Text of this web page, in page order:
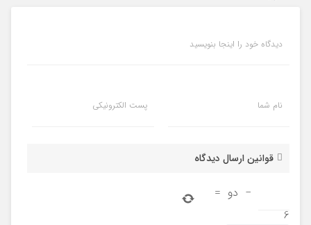
دیدگاه خود را اینجا بنویسید
نام شما پست الکترونیکی
قوانین ارسال دیدگاه
− دو =
6